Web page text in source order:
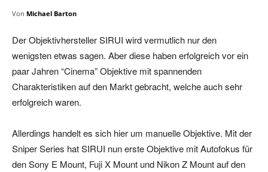
Von Michael Barton
Der Objektivhersteller SIRUI wird vermutlich nur den
wenigsten etwas sagen. Aber diese haben erfolgreich vor ein
paar Jahren “Cinema” Objektive mit spannenden
Charakteristiken auf den Markt gebracht, welche auch sehr
erfolgreich waren.
Allerdings handelt es sich hier um manuelle Objektive. Mit der
Sniper Series hat SIRUI nun erste Objektive mit Autofokus für
den Sony E Mount, Fuji X Mount und Nikon Z Mount auf den